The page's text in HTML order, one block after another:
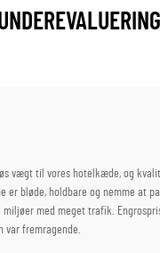
vægt til vores hotelkæde, og
er bløde, holdbare og nemme at
med meget trafik.
var fremragende.